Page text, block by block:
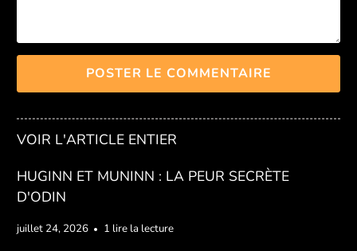
VOIR L'ARTICLE ENTIER
HUGINN ET MUNINN : LA PEUR SECRÈTE
D'ODIN
juillet 24, 2026 1 lire la lecture